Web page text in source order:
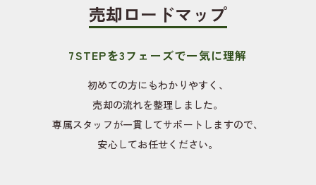
売却ロードマップ
7STEPを3フェーズで一気に理解
初めての方にもわかりやすく、
売却の流れを整理しました。
専属スタッフが一貫してサポートしますので、
安心してお任せください。